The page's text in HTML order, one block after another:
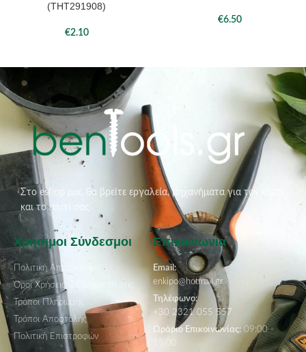
(THT291908)
€2.10
€6.50
Στο eshop μας θα βρείτε εργαλεία, μηχανήματα για τον κήπο
και το σπίτι σας
Χρήσιμοι Σύνδεσμοι
Πολιτική Απορρήτου
Όροι Χρήσεις & Προϋποθέσεις
Τρόποι Πληρωμής
Τρόποι Αποστολής
Πολιτική Επιστροφών
Επικοινωνία
Email:
enkipo@hotmail.gr
Τηλέφωνο:
+30 2321 055 557
Ωράριο Επικοινωνίας: 09:00 -
15:00